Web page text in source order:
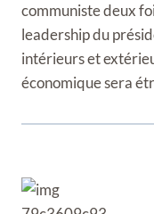
communiste deux
leadership du
intérieurs et
économique sera